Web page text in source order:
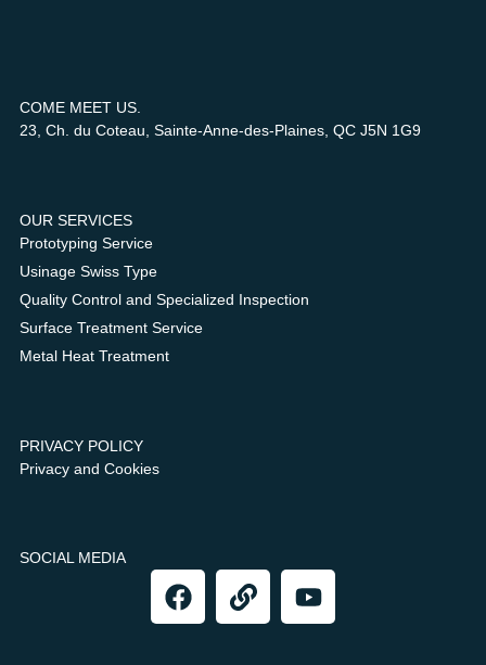
COME MEET US.
23, Ch. du Coteau, Sainte-Anne-des-Plaines, QC J5N 1G9
OUR SERVICES
Prototyping Service
Usinage Swiss Type
Quality Control and Specialized Inspection
Surface Treatment Service
Metal Heat Treatment
PRIVACY POLICY
Privacy and Cookies
SOCIAL MEDIA